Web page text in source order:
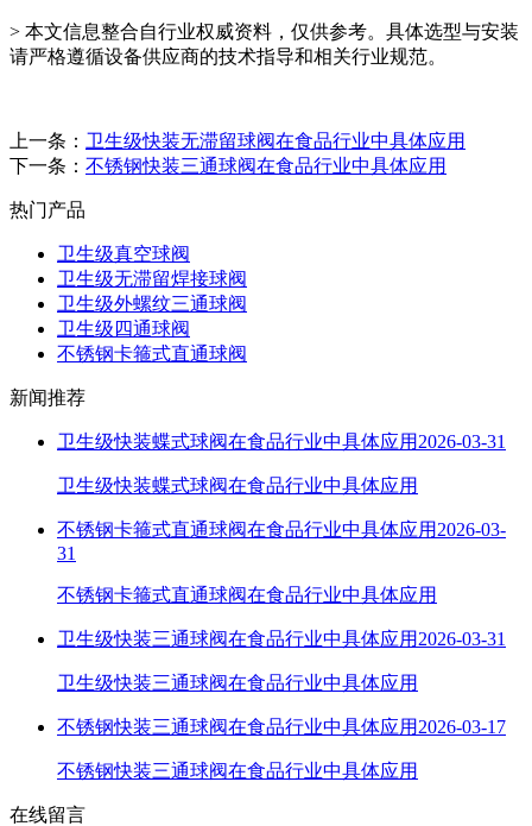
> 本文信息整合自行业权威资料，仅供参考。具体选型与安装
请严格遵循设备供应商的技术指导和相关行业规范。
上一条： 卫生级快装无滞留球阀在食品行业中具体应用
下一条： 不锈钢快装三通球阀在食品行业中具体应用
热门产品
卫生级真空球阀
卫生级无滞留焊接球阀
卫生级外螺纹三通球阀
卫生级四通球阀
不锈钢卡箍式直通球阀
新闻推荐
卫生级快装蝶式球阀在食品行业中具体应用 2026-03-31
卫生级快装蝶式球阀在食品行业中具体应用
不锈钢卡箍式直通球阀在食品行业中具体应用 2026-03-
31
不锈钢卡箍式直通球阀在食品行业中具体应用
卫生级快装三通球阀在食品行业中具体应用 2026-03-31
卫生级快装三通球阀在食品行业中具体应用
不锈钢快装三通球阀在食品行业中具体应用 2026-03-17
不锈钢快装三通球阀在食品行业中具体应用
在线留言